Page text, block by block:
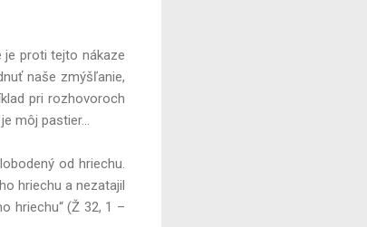
proti tejto nákaze
naše zmýšľanie,
pri rozhovoroch
môj pastier...
od hriechu.
hriechu a nezatajil
hriechu“ (Ž 32, 1 –